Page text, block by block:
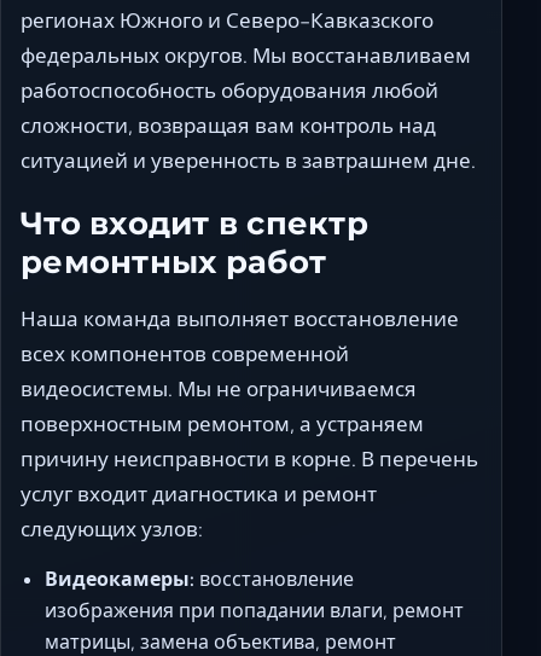
регионах Южного и Северо-Кавказского
федеральных округов. Мы восстанавливаем
работоспособность оборудования любой
сложности, возвращая вам контроль над
ситуацией и уверенность в завтрашнем дне.
Что входит в спектр
ремонтных работ
Наша команда выполняет восстановление
всех компонентов современной
видеосистемы. Мы не ограничиваемся
поверхностным ремонтом, а устраняем
причину неисправности в корне. В перечень
услуг входит диагностика и ремонт
следующих узлов:
Видеокамеры: восстановление
изображения при попадании влаги, ремонт
матрицы, замена объектива, ремонт